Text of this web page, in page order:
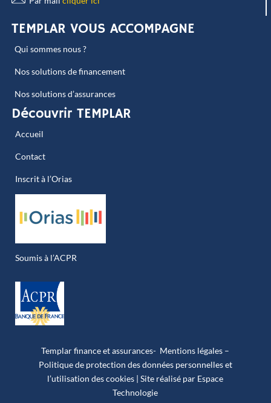
TEMPLAR VOUS ACCOMPAGNE
Qui sommes nous ?
Nos solutions de financement
Nos solutions d’assurances
Découvrir TEMPLAR
Accueil
Contact
Inscrit à l’Orias
Soumis à l’ACPR
Templar finance et assurances- Mentions légales –
Politique de protection des données personnelles et
l’utilisation des cookies | Site réalisé par Espace
Technologie